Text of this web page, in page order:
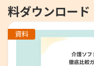
料ダウンロード
資料